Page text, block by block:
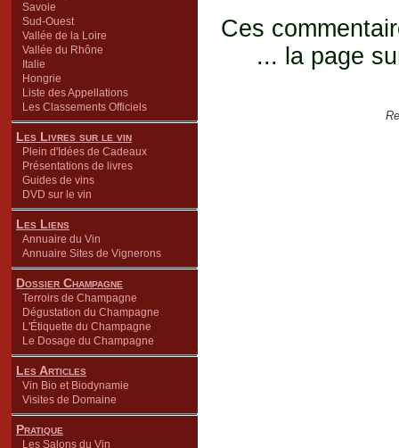
Savoie
Sud-Ouest
Vallée de la Loire
Vallée du Rhône
Italie
Hongrie
Liste des Appellations
Les Classements Officiels
Les Livres sur le vin
Plein d'Idées de Cadeaux
Présentations de livres
Guides de vins
DVD sur le vin
Les Liens
Annuaire du Vin
Annuaire Sites de Vignerons
Dossier Champagne
Terroirs de Champagne
Dégustation du Champagne
L'Étiquette du Champagne
Le Dosage du Champagne
Les Articles
Vin Bio et Biodynamie
Visites de Domaine
Pratique
Les Salons du Vin
Ces
... la page